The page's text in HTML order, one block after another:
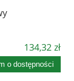
134,32 zł
o dostępności